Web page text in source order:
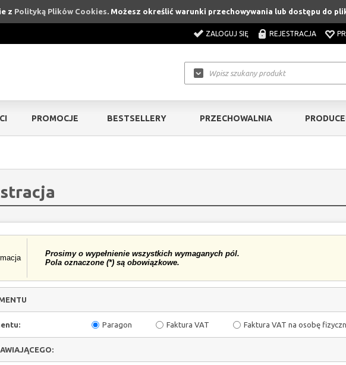
z Polityką Plików Cookies. Możesz określić warunki przechowywania lub dostępu do
ZALOGUJ SIĘ REJESTRACJA
PROMOCJE BESTSELLERY PRZECHOWALNIA
Prosimy o wypełnienie wszystkich wymaganych pól.
Pola oznaczone (*) są obowiązkowe.
Paragon Faktura VAT Faktura VAT na osobę